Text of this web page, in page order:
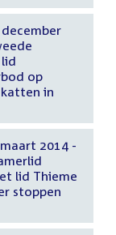
op
in
2014 -
lid Thieme
stoppen